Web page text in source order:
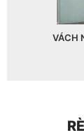
VÁCH